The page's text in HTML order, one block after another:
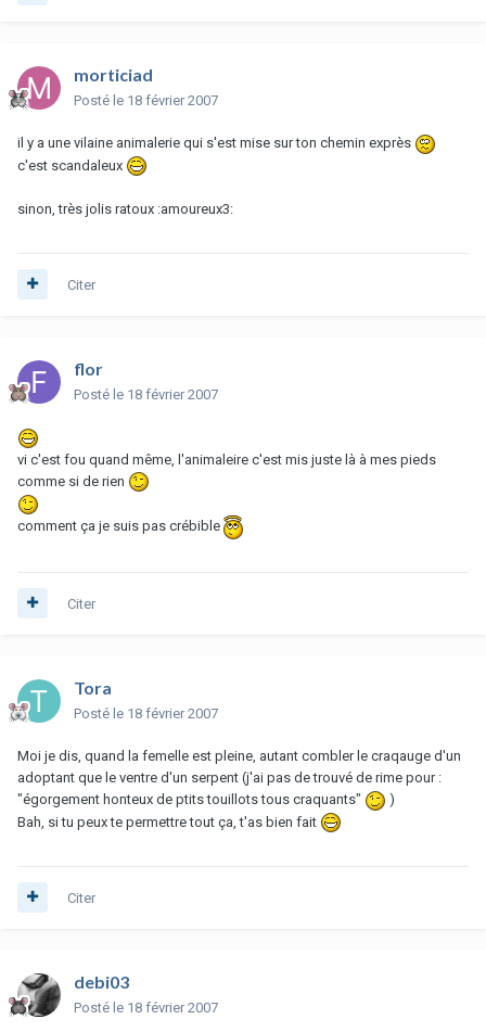
morticiad
Posté le 18 février 2007
il y a une vilaine animalerie qui s'est mise sur ton chemin exprès
c'est scandaleux
sinon, très jolis ratoux :amoureux3:
Citer
flor
Posté le 18 février 2007
vi c'est fou quand même, l'animaleire c'est mis juste là à mes pieds
comme si de rien
comment ça je suis pas crébible
Citer
Tora
Posté le 18 février 2007
Moi je dis, quand la femelle est pleine, autant combler le craqauge d'un
adoptant que le ventre d'un serpent (j'ai pas de trouvé de rime pour :
"égorgement honteux de ptits touillots tous craquants"
)
Bah, si tu peux te permettre tout ça, t'as bien fait
Citer
debi03
Posté le 18 février 2007